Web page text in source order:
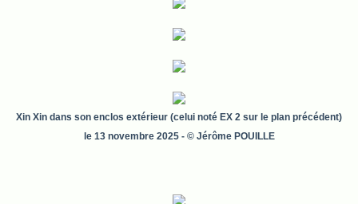
Xin Xin dans son enclos extérieur (celui noté EX 2 sur le plan précédent)
le 13 novembre 2025- © Jérôme POUILLE